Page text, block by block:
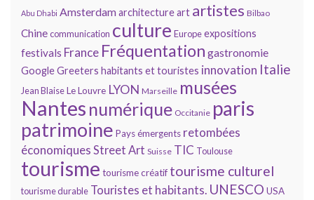
Abu Dhabi Amsterdamarchitectureart artistes Bilbao
Chinecommunication culture Europeexpositions
festivals France Fréquentation gastronomie
GoogleGreeters habitants et touristes innovation Italie
Jean BlaiseLe Louvre LYON Marseille musées
Nantes numérique Occitanie paris
patrimoine Pays émergents retombées
économiques Street Art Suisse TIC Toulouse
tourisme tourisme créatif tourisme culturel
tourisme durable Touristes et habitants. UNESCO USA